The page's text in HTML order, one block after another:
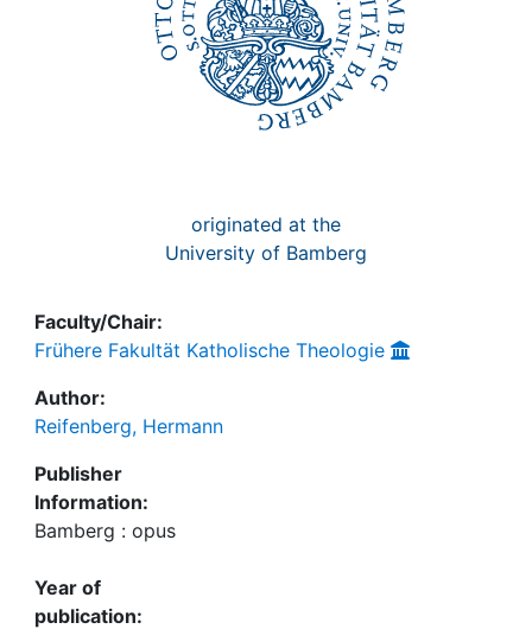
originated at the
University of Bamberg
Faculty/Chair:
Frühere Fakultät Katholische Theologie
Author:
Reifenberg, Hermann
Publisher
Information:
Bamberg : opus
Year of
publication: